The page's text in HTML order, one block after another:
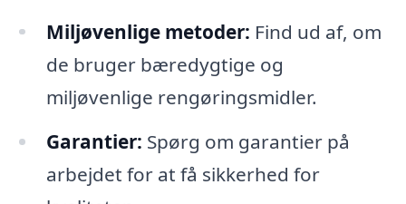
Miljøvenlige metoder: Find ud af, om
de bruger bæredygtige og
miljøvenlige rengøringsmidler.
Garantier: Spørg om garantier på
arbejdet for at få sikkerhed for